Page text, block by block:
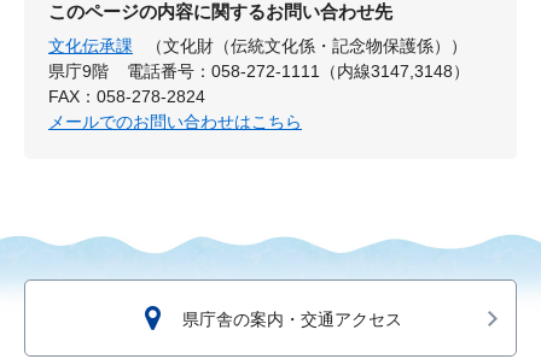
このページの内容に関するお問い合わせ先
文化伝承課
（文化財（伝統文化係・記念物保護係））
県庁9階
電話番号：058-272-1111（内線3147,3148）
FAX：058-278-2824
メールでのお問い合わせはこちら
県庁舎の案内・交通アクセス